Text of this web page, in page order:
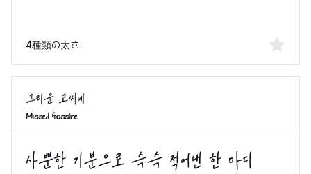
4種類の太さ
Missed Gossine